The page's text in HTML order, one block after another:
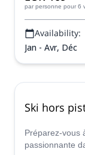
par personne pour 6
Availability:
Jan - Avr, Déc
Ski hors
Préparez-vous
passionnante